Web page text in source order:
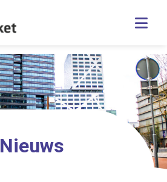
English
Nieuws